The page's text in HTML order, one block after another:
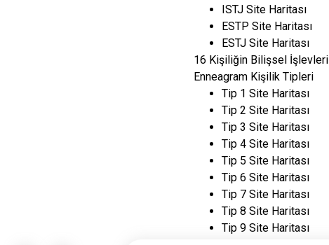
ISTJ Site Haritası
ESTP Site Haritası
ESTJ Site Haritası
16 Kişiliğin Bilişsel İşlevleri
Enneagram Kişilik Tipleri
Tip 1 Site Haritası
Tip 2 Site Haritası
Tip 3 Site Haritası
Tip 4 Site Haritası
Tip 5 Site Haritası
Tip 6 Site Haritası
Tip 7 Site Haritası
Tip 8 Site Haritası
Tip 9 Site Haritası